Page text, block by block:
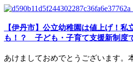
【伊丹市】公立幼稚園は値上げ！私
も！？ 子ども・子育て支援新制度
あけましておめでとうございます。